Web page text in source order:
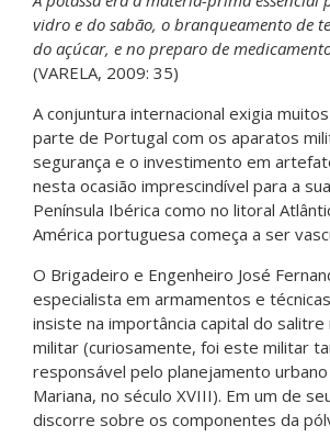
vidro e do sabão, o branqueamento de
do açúcar, e no preparo de
(VARELA, 2009: 35)
A conjuntura internacional exigia
parte de Portugal com os aparatos
segurança e o investimento em
nesta ocasião imprescindível para a
Península Ibérica como no litoral
América portuguesa começa a ser
O Brigadeiro e Engenheiro José
especialista em armamentos e
insiste na importância capital do salitre
militar (curiosamente, foi este militar
responsável pelo planejamento
Mariana, no século XVIII). Em um de
discorre sobre os componentes da